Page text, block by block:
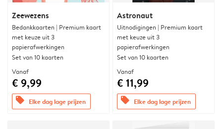
Zeewezens
Bedankkaarten | Premium kaart
met keuze uit 3
papierafwerkingen
Set van 10 kaarten
Vanaf
€ 9,99
offers Elke dag lage prijzen
Astronaut
Uitnodigingen | Premium kaart
met keuze uit 3
papierafwerkingen
Set van 10 kaarten
Vanaf
€ 11,99
offers Elke dag lage prijzen